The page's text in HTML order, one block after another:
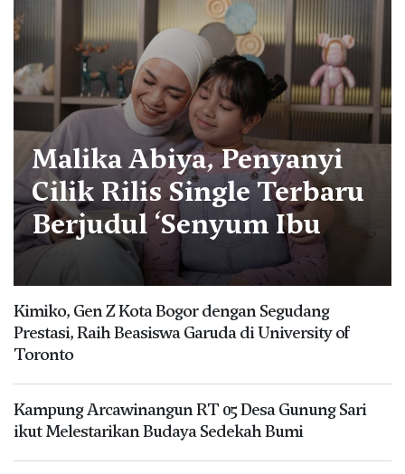
Malika Abiya, Penyanyi
Cilik Rilis Single Terbaru
Berjudul ‘Senyum Ibu
Kimiko, Gen Z Kota Bogor dengan Segudang
Prestasi, Raih Beasiswa Garuda di University of
Toronto
Kampung Arcawinangun RT 05 Desa Gunung Sari
ikut Melestarikan Budaya Sedekah Bumi